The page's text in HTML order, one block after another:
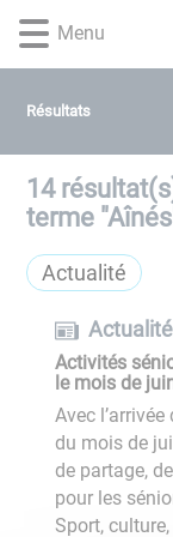
Lien
d'accès
rapide
menu
Lien
d'accès
rapide
contenu
principal
Lien
d'accès
rapide
recherche
Lien
d'accès
rapide
pied
de
page
Menu
Résultats
14
terme "Aînés
Actualité
Activités
le mois de
Avec
du mois de
de partage,
pour les
Sport,